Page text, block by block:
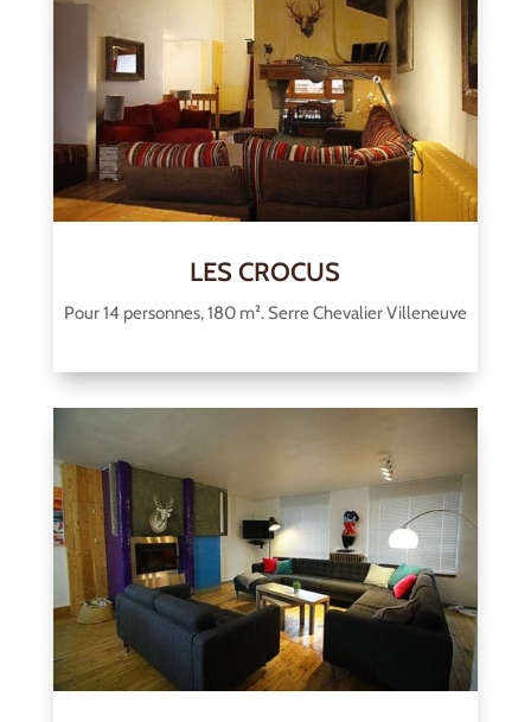
LES CROCUS
Pour 14 personnes, 180 m². Serre Chevalier Villeneuve